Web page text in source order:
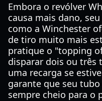
Embora o revólver
causa mais dano,
como a Winchester
de tiro muito mais
pratique o "topping
disparar dois ou três
uma recarga se
garante que seu
sempre cheio para o